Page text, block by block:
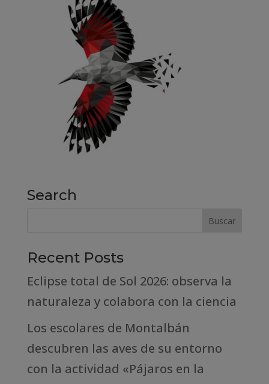
Search
Recent Posts
Eclipse total de Sol 2026: observa la
naturaleza y colabora con la ciencia
Los escolares de Montalbán
descubren las aves de su entorno
con la actividad «Pájaros en la